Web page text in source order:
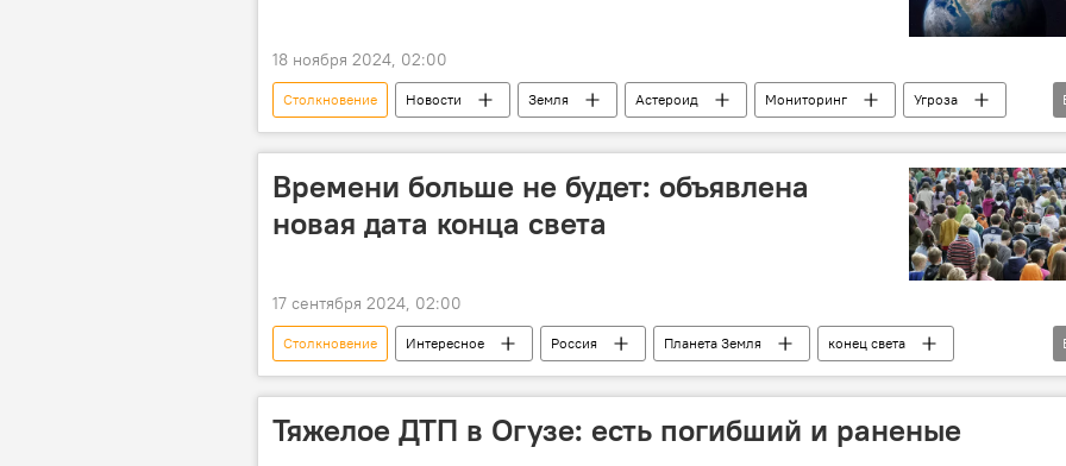
18 ноября 2024, 02:00
Столкновение Новости Земля Астероид Мониторинг
Угроза
Тихий Океан
Общество
Времени больше не будет: объявлена
новая дата конца света
17 сентября 2024, 02:00
Столкновение Интересное Россия Планета Земля
конец света
Коллапс
компьютер Время
Астероид
Тяжелое ДТП в Огузе: есть погибший и раненые